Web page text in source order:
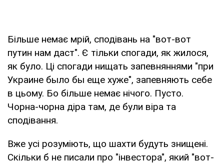
Більше немає мрій, сподівань на "вот-вот
путин нам даст". Є тільки спогади, як жилося,
як було. Ці спогади нищать запевняннями "при
Украине было бы еще хуже", запевняють себе
в цьому. Бо більше немає нічого. Пусто.
Чорна-чорна діра там, де були віра та
сподівання.
Вже усі розуміють, що шахти будуть знищені.
Скільки б не писали про "інвестора", який "вот-